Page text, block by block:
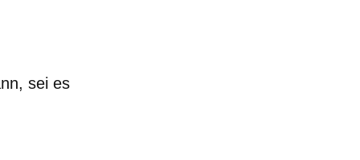
sei es